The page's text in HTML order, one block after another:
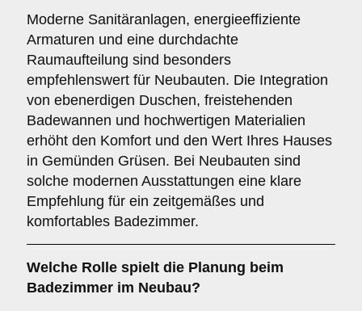
Moderne Sanitäranlagen, energieeffiziente
Armaturen und eine durchdachte
Raumaufteilung sind besonders
empfehlenswert für Neubauten. Die Integration
von ebenerdigen Duschen, freistehenden
Badewannen und hochwertigen Materialien
erhöht den Komfort und den Wert Ihres Hauses
in Gemünden Grüsen. Bei Neubauten sind
solche modernen Ausstattungen eine klare
Empfehlung für ein zeitgemäßes und
komfortables Badezimmer.
Welche Rolle spielt die Planung beim
Badezimmer im Neubau?